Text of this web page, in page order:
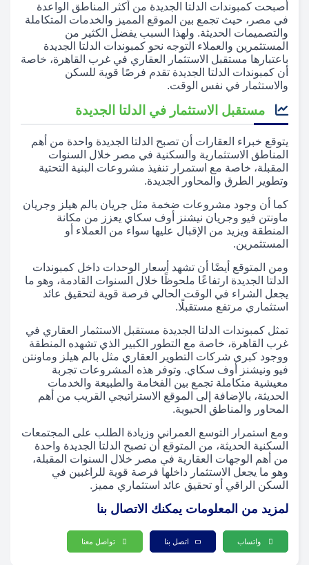
أصبحت كمبوندات الدلتا الجديدة من أكثر المناطق الواعدة
في مصر، حيث تجمع بين الموقع المميز والخدمات المتكاملة
والتصميمات الحديثة. ولهذا السبب يفضل الكثير من
المستثمرين والعملاء التوجه نحو كمبوندات الدلتا الجديدة
باعتبارها مستقبل الاستثمار العقاري في غرب القاهرة، خاصة
أن كمبوندات الدلتا الجديدة تقدم فرصًا قوية للسكن
والاستثمار في نفس الوقت.
مستقبل الاستثمار في الدلتا الجديدة
يتوقع خبراء العقارات أن تصبح الدلتا الجديدة واحدة من أهم
المناطق الاستثمارية والسكنية في مصر خلال السنوات
المقبلة، خاصة مع استمرار تنفيذ مشروعات البنية التحتية
وتطوير الطرق والمحاور الجديدة.
كما أن وجود مشروعات ضخمة مثل جريان بالم هيلز وجريان
ماونتن فيو وجريان نيشنز أوف سكاي يعزز من مكانة
المنطقة ويزيد من الإقبال عليها سواء من العملاء أو
المستثمرين.
ومن المتوقع أيضًا أن تشهد أسعار الوحدات داخل كمبوندات
الدلتا الجديدة ارتفاعًا ملحوظًا خلال السنوات القادمة، وهو ما
يجعل الشراء في الوقت الحالي فرصة قوية لتحقيق عائد
استثماري مرتفع مستقبلًا.
تمثل كمبوندات الدلتا الجديدة مستقبل الاستثمار العقاري في
غرب القاهرة، خاصة مع التطور الكبير الذي تشهده المنطقة
ووجود كبرى شركات التطوير العقاري مثل بالم هيلز وماونتن
فيو ونيشنز أوف سكاي. وتوفر هذه المشروعات تجربة
معيشية متكاملة تجمع بين الفخامة والطبيعة والخدمات
الحديثة، بالإضافة إلى الموقع الاستراتيجي القريب من أهم
المحاور والمناطق الحيوية.
ومع استمرار التوسع العمراني وزيادة الطلب على المجتمعات
السكنية الحديثة، من المتوقع أن تصبح الدلتا الجديدة واحدة
من أهم الوجهات العقارية في مصر خلال السنوات المقبلة،
وهو ما يجعل الاستثمار داخلها فرصة قوية للراغبين في
السكن الراقي أو تحقيق عائد استثماري مميز.
لمزيد من المعلومات يمكنك الاتصال بنا
واتساب اتصل بنا تواصل معنا